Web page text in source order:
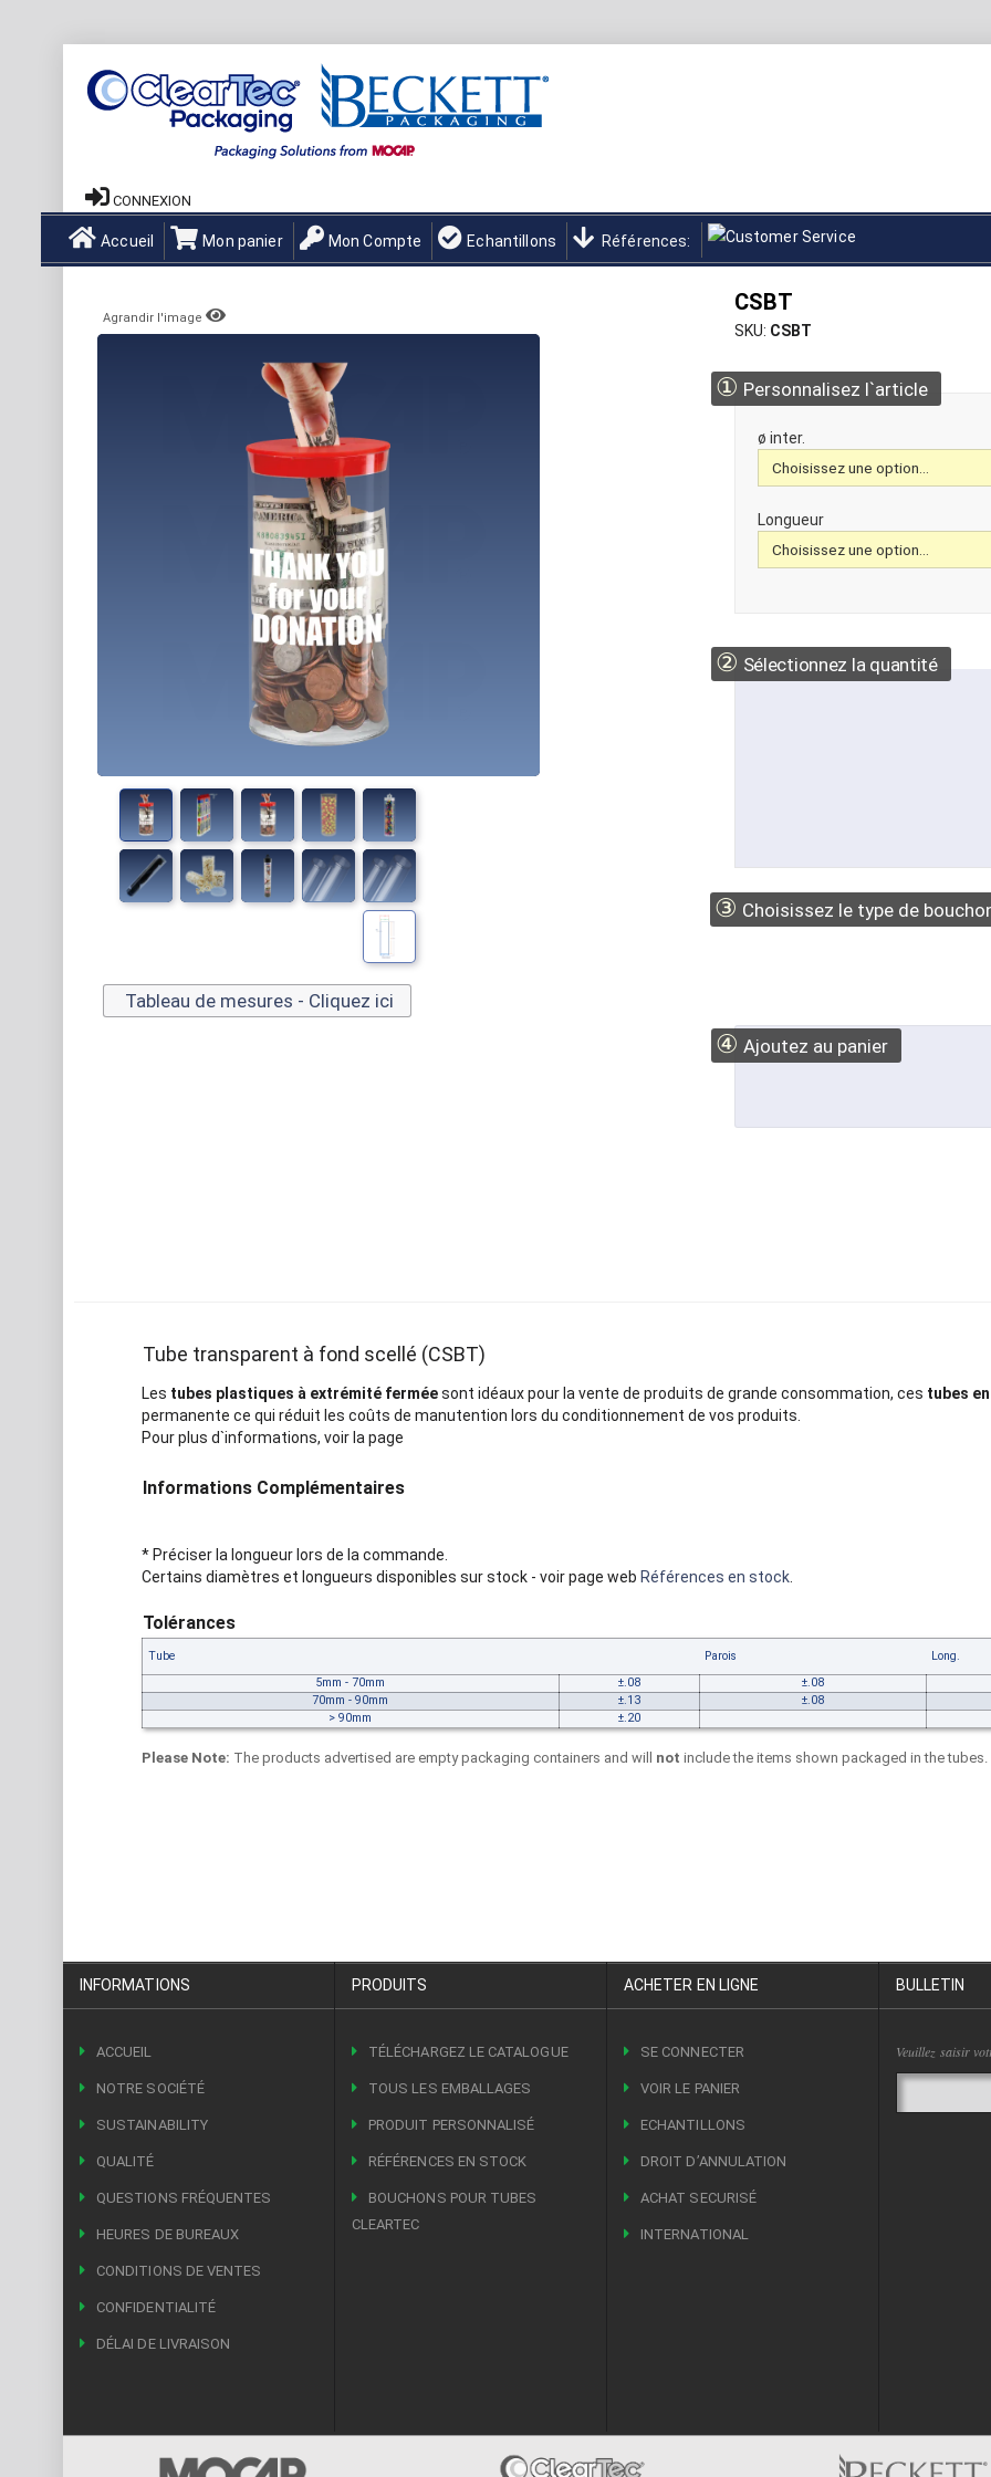
CONNEXION
Accueil Mon panier Mon Compte Echantillons Références:
CSBT
SKU CSBT
① Personnalisez l`article
ø inter.
Longueur
② Sélectionnez la quantité
③ Choisissez le type de
④ Ajoutez au panier
Agrandir l'image
Tableau de mesures - Cliquez ici
Tube transparent à fond scellé (CSBT)
Les tubes plastiques à extrémité ferméesont idéaux pour la vente de produits de grande consommation, ces tubes
permanente ce qui réduit les coûts de manutention lors du conditionnement de vos produits.
Pour plus d`informations, voir la page
Informations Complémentaires
* Préciser la longueur lors de la commande.
Certains diamètres et longueurs disponibles sur stock - voir page web Références en stock.
Tolérances
Tube Parois
Long.
5mm - 70mm
±.08
±.08
70mm - 90mm
±.13
±.08
> 90mm
±.20
Please Note: The products advertised are empty packaging containers and will not include the items shown packaged in the tubes.
INFORMATIONS
ACCUEIL
NOTRE SOCIÉTÉ
SUSTAINABILITY
QUALITÉ
QUESTIONS FRÉQUENTES
HEURES DE BUREAUX
CONDITIONS DE VENTES
CONFIDENTIALITÉ
DÉLAI DE LIVRAISON
PRODUITS
TÉLÉCHARGEZ LE CATALOGUE
TOUS LES EMBALLAGES
PRODUIT PERSONNALISÉ
RÉFÉRENCES EN STOCK
BOUCHONS POUR TUBES
CLEARTEC
ACHETER EN LIGNE
SE CONNECTER
VOIR LE PANIER
ECHANTILLONS
DROIT DʼANNULATION
ACHAT SECURISÉ
INTERNATIONAL
BULLETIN
Veuillez saisir